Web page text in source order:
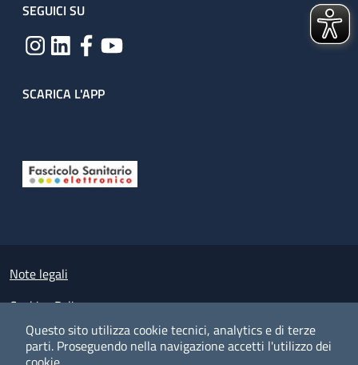
Questo sito utilizza cookie tecnici, analytics e di terze
parti. Proseguendo nella navigazione accetti l'utilizzo dei
SEGUICI SU
SCARICA L'APP
Small prints
Note legali
Cookies Policy
Policy privacy e protezione del dato personale